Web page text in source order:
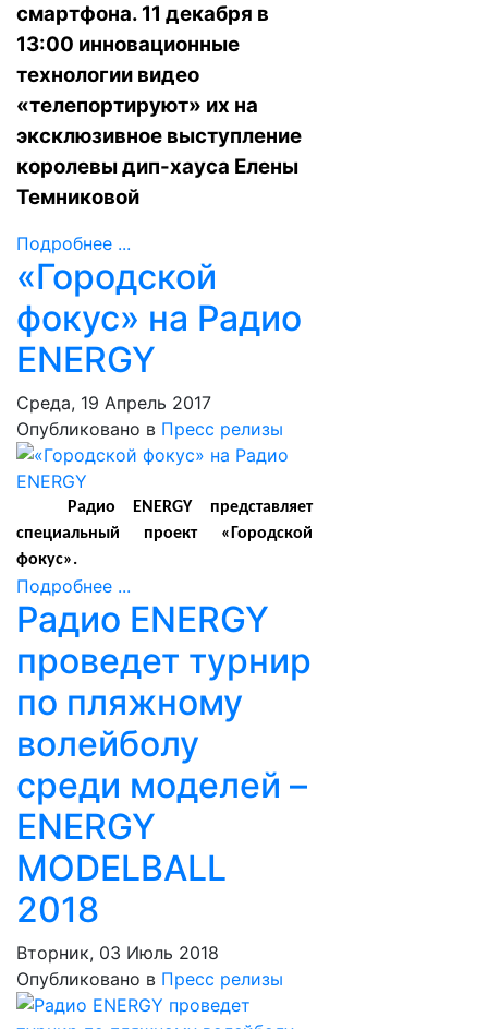
смартфона. 11 декабря в
13:00 инновационные
технологии видео
«телепортируют» их на
эксклюзивное выступление
королевы дип-хауса Елены
Темниковой
Подробнее ...
«Городской
фокус» на Радио
ENERGY
Среда, 19 Апрель 2017
Опубликовано в Пресс релизы
Радио ENERGY представляет
специальный проект «Городской
фокус».
Подробнее ...
Радио ENERGY
проведет турнир
по пляжному
волейболу
среди моделей –
ENERGY
MODELBALL
2018
Вторник, 03 Июль 2018
Опубликовано в Пресс релизы